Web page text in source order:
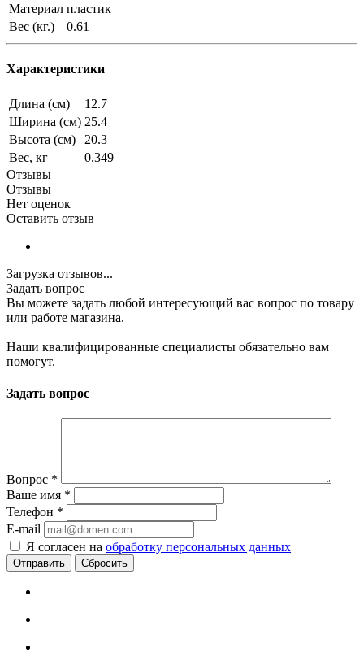
Материал пластик
Вес (кг.)
0.61
Характеристики
Длина (см)
12.7
Ширина (см) 25.4
Высота (см)
20.3
Вес, кг
0.349
Отзывы
Отзывы
Нет оценок
Оставить отзыв
Загрузка отзывов...
Задать вопрос
Вы можете задать любой интересующий вас вопрос по товару
или работе магазина.
Наши квалифицированные специалисты обязательно вам
помогут.
Задать вопрос
Вопрос *
Ваше имя *
Телефон *
E-mail
Я согласен на обработку персональных данных
Сбросить